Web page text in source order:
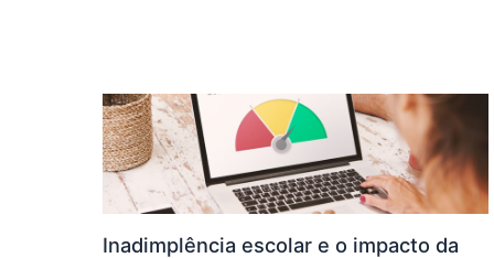
Inadimplência escolar e o impacto da